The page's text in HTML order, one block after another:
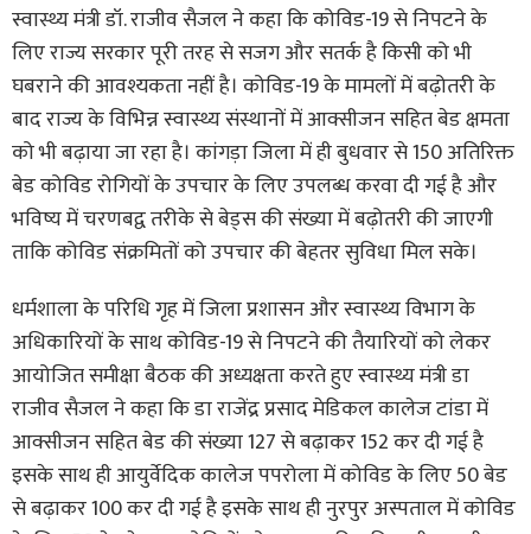
स्वास्थ्य मंत्री डॉ. राजीव सैजल ने कहा कि कोविड-19 से निपटने के
लिए राज्य सरकार पूरी तरह से सजग और सतर्क है किसी को भी
घबराने की आवश्यकता नहीं है। कोविड-19 के मामलों में बढ़ोतरी के
बाद राज्य के विभिन्न स्वास्थ्य संस्थानों में आक्सीजन सहित बेड क्षमता
को भी बढ़ाया जा रहा है। कांगड़ा जिला में ही बुधवार से 150 अतिरिक्त
बेड कोविड रोगियों के उपचार के लिए उपलब्ध करवा दी गई है और
भविष्य में चरणबद्व तरीके से बेड्स की संख्या में बढ़ोतरी की जाएगी
ताकि कोविड संक्रमितों को उपचार की बेहतर सुविधा मिल सके।
धर्मशाला के परिधि गृह में जिला प्रशासन और स्वास्थ्य विभाग के
अधिकारियों के साथ कोविड-19 से निपटने की तैयारियों को लेकर
आयोजित समीक्षा बैठक की अध्यक्षता करते हुए स्वास्थ्य मंत्री डा
राजीव सैजल ने कहा कि डा राजेंद्र प्रसाद मेडिकल कालेज टांडा में
आक्सीजन सहित बेड की संख्या 127 से बढ़ाकर 152 कर दी गई है
इसके साथ ही आयुर्वेदिक कालेज पपरोला में कोविड के लिए 50 बेड
से बढ़ाकर 100 कर दी गई है इसके साथ ही नुरपुर अस्पताल में कोविड